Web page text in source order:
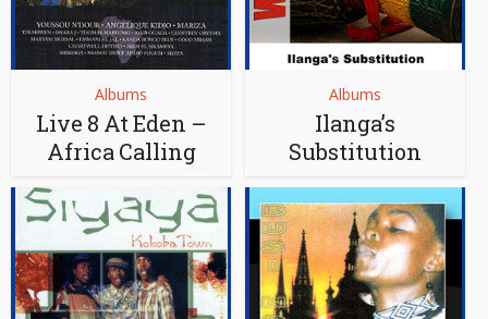
Albums
Live 8 At Eden –
Africa Calling
Albums
Ilanga’s
Substitution